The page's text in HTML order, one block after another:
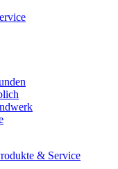
& Service